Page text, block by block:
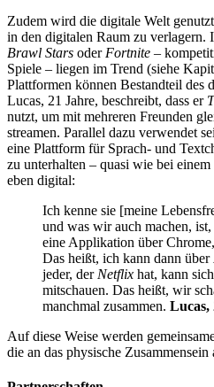
Zudem wird die digitale Welt
in den digitalen Raum zu verlagern.
Brawl Stars oder Fortnite –
Spiele – liegen im Trend (siehe
Plattformen können Bestandteil des
Lucas, 21 Jahre, beschreibt, dass er
nutzt, um mit mehreren Freunden
streamen. Parallel dazu verwendet
eine Plattform für Sprach- und
zu unterhalten – quasi wie bei
eben digital:
Ich kenne sie [meine
und was wir auch machen,
eine Applikation über
Das heißt, ich kann dann über
jeder, der Netflix hat, kann
mitschauen. Das heißt, wir
manchmal zusammen. Lucas,
Auf diese Weise werden
die an das physische Zusammensein